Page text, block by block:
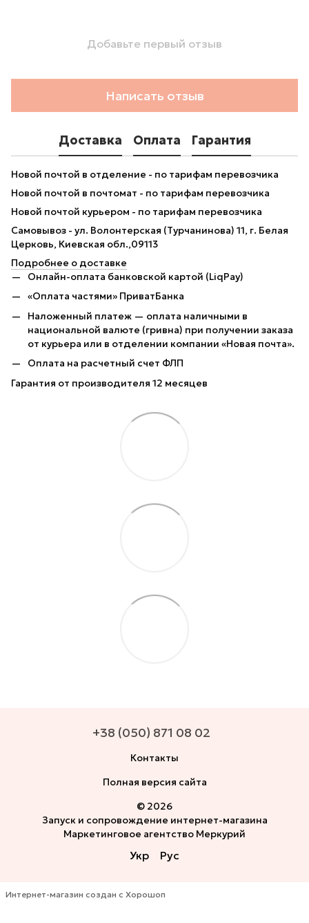
Добавьте первый отзыв
Написать отзыв
Доставка Оплата Гарантия
Новой почтой в отделение - по тарифам перевозчика
Новой почтой в почтомат - по тарифам перевозчика
Новой почтой курьером - по тарифам перевозчика
Самовывоз - ул. Волонтерская (Турчанинова) 11, г. Белая
Церковь, Киевская обл.,09113
Подробнее о доставке
Онлайн-оплата банковской картой (LiqPay)
«Оплата частями» ПриватБанка
Наложенный платеж — оплата наличными в
национальной валюте (гривна) при получении заказа
от курьера или в отделении компании «Новая почта».
Оплата на расчетный счет ФЛП
Гарантия от производителя 12 месяцев
+38 (050) 871 08 02
Контакты
Полная версия сайта
© 2026
Запуск и сопровождение интернет-магазина
Маркетинговое агентство Меркурий
Укр Рус
Интернет-магазин создан с Хорошоп